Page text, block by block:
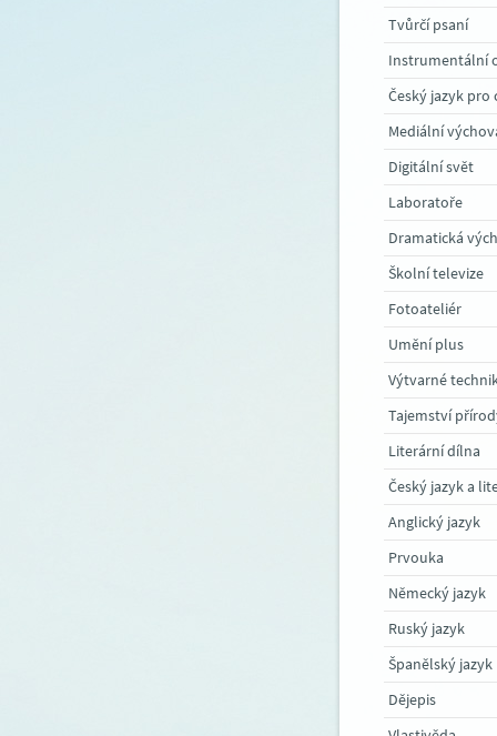
Tvůrčí psaní
Český jazyk pro
Mediální
Digitální svět
Laboratoře
Dramatická
Školní televize
Fotoateliér
Umění plus
Tajemství
Literární dílna
Český jazyk a
Anglický jazyk
Prvouka
Německý jazyk
Ruský jazyk
Španělský jazyk
Dějepis